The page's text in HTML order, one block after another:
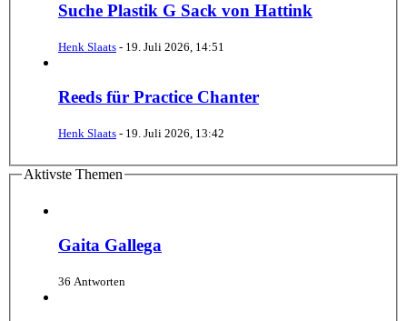
Suche Plastik G Sack von Hattink
Henk Slaats - 19. Juli 2026, 14:51
Reeds für Practice Chanter
Henk Slaats - 19. Juli 2026, 13:42
Aktivste Themen
Gaita Gallega
36 Antworten